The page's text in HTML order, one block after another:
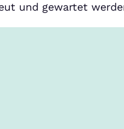
und gewartet